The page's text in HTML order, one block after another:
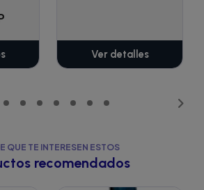
Ver detalles
QUE TE INTERESEN ESTOS
recomendados